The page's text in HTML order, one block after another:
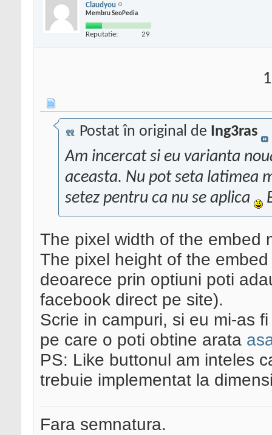
Claudyou
Membru SeoPedia
Reputatie: 29
Postat în original de Ing3ras
Am incercat si eu varianta
aceasta. Nu pot seta latimea
setez pentru ca nu se aplica
The pixel width of the embed
The pixel height of the
deoarece prin optiuni poti
facebook direct pe site).
Scrie in campuri, si eu mi-as
pe care o poti obtine arata
PS: Like buttonul am inteles
trebuie implementat la
Fara semnatura.